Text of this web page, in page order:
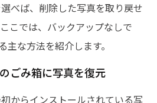
べば、削除した写真を取り戻せ
こでは、バックアップなしで
な方法を紹介します。
ごみ箱に写真を復元
からインストールされている写